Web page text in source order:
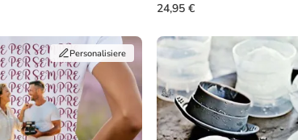
24,95 €
Personalisiere